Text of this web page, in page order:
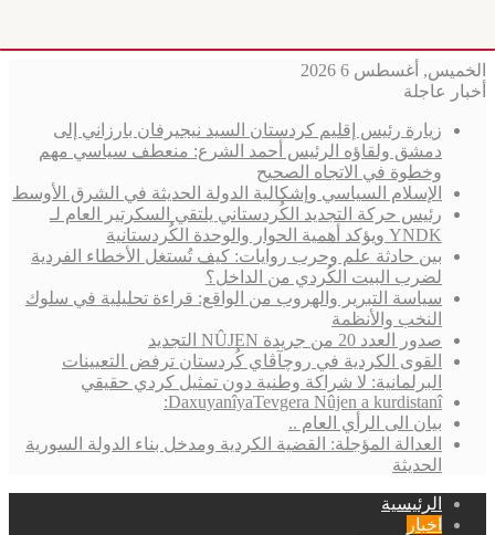
الخميس, أغسطس 6 2026
أخبار عاجلة
زيارة رئيس إقليم كردستان السيد نيجيرفان بارزاني إلى
دمشق ولقاؤه الرئيس أحمد الشرع: منعطف سياسي مهم
وخطوة في الاتجاه الصحيح
الإسلام السياسي وإشكالية الدولة الحديثة في الشرق الأوسط
رئيس حركة التجديد الكُردستاني يلتقي السكرتير العام لـ
YNDK ويؤكد أهمية الحوار والوحدة الكُردستانية
بين حادثة علم وحرب روايات: كيف تُستغل الأخطاء الفردية
لضرب البيت الكُردي من الداخل؟
سياسة التبرير والهروب من الواقع: قراءة تحليلية في سلوك
النخب والأنظمة
صدور العدد 20 من جريدة NÛJEN التجديد
القوى الكردية في روچآڤاي كُردستان ترفض التعيينات
البرلمانية: لا شراكة وطنية دون تمثيل كردي حقيقي
DaxuyanîyaTevgera Nûjen a kurdistanî:
بيان الى الرأي العام ..
العدالة المؤجلة: القضية الكردية ومدخل بناء الدولة السورية
الحديثة
الرئيسية
اخبار